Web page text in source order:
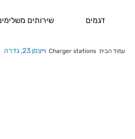
דגמים שירותים
עמוד הבית Charger stations וייצמן 23, גדרה